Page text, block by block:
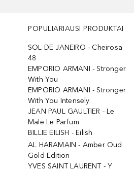
POPULIARIAUSI PRODUKTAI
SOL DE JANEIRO - Cheirosa
48
EMPORIO ARMANI - Stronger
With You
EMPORIO ARMANI - Stronger
With You Intensely
JEAN PAUL GAULTIER - Le
Male Le Parfum
BILLIE EILISH - Eilish
AL HARAMAIN - Amber Oud
Gold Edition
YVES SAINT LAURENT - Y